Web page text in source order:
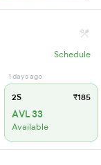
Schedule
1 days ago
2S ₹185
AVL 33
Available